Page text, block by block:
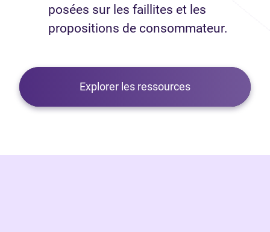
posées sur les faillites et les
propositions de consommateur.
Explorer les ressources